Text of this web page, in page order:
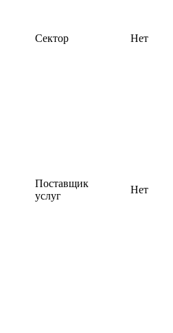
Сектор
Нет
Поставщик
услуг
Нет